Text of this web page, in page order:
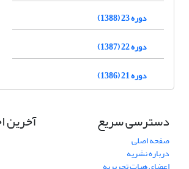
دوره 23 (1388)
دوره 22 (1387)
دوره 21 (1386)
دسترسی سریع
صفحه اصلی
درباره نشریه
آخرین